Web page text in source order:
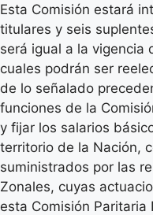
Esta Comisión estará
titulares y seis
será igual a la vigencia
cuales podrán ser
de lo señalado
funciones de la
y fijar los salarios
territorio de la Nación,
suministrados por las
Zonales, cuyas
esta Comisión